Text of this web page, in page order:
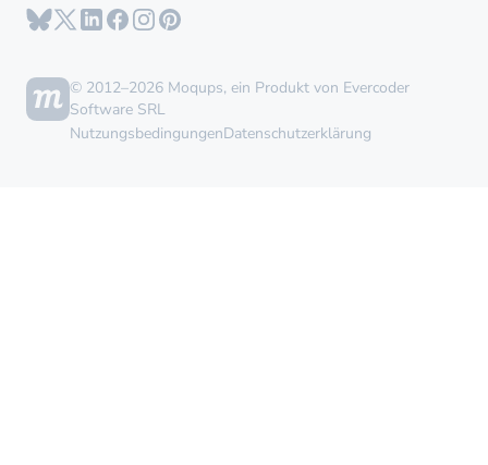
© 2012–2026 Moqups, ein Produkt von Evercoder
Software SRL
NutzungsbedingungenDatenschutzerklärung